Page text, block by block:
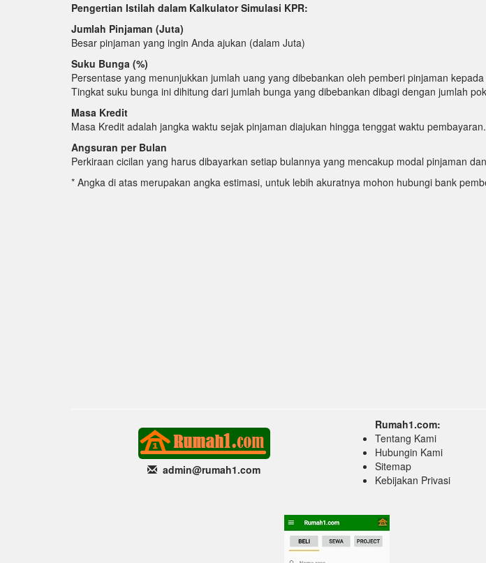
Pengertian Istilah dalam Kalkulator Simulasi KPR:
Jumlah Pinjaman (Juta)
Besar pinjaman yang ingin Anda ajukan (dalam Juta)
Suku Bunga (%)
Persentase yang menunjukkan jumlah uang yang dibebankan oleh pemberi pinjaman
Tingkat suku bunga ini dihitung dari jumlah bunga yang dibebankan dibagi dengan jumlah
Masa Kredit
Masa Kredit adalah jangka waktu sejak pinjaman diajukan hingga tenggat waktu pembayaran.
Angsuran per Bulan
Perkiraan cicilan yang harus dibayarkan setiap bulannya yang mencakup modal pinjaman
* Angka di atas merupakan angka estimasi, untuk lebih akuratnya mohon hubungi bank
admin@rumah1.com
Rumah1.com:
Tentang Kami
Hubungin Kami
Sitemap
Kebijakan Privasi